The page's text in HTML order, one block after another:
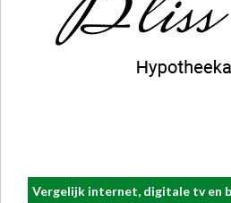
Vergelijk internet, digitale tv en